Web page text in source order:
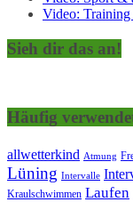
Video:
Sieh dir das an!
Häufig
allwetterkind Atmung
Lüning Intervalle
Kraulschwimmen Laufen